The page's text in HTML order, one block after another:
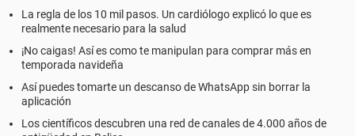
La regla de los 10 mil pasos. Un cardiólogo explicó lo que es
realmente necesario para la salud
¡No caigas! Así es como te manipulan para comprar más en
temporada navideña
Así puedes tomarte un descanso de WhatsApp sin borrar la
aplicación
Los científicos descubren una red de canales de 4.000 años de